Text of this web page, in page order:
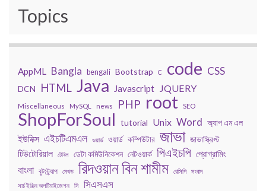
Topics
AppML Bangla bengali Bootstrap C code CSS
DCN HTML Java Javascript JQUERY
Miscellaneous MySQL news PHP root SEO
ShopForSoul tutorial Unix Word অ্যাপ এম এল
ইউনিক্স এইচটিএমএল ওয়ার্ড ওয়ার্ড কম্পিউটার জাভা জাভাস্ক্রিপ্ট
টিউটোরিয়াল টেবিল ডেটা কমিউনিকেশন নেটওয়ার্ক পিএইচপি প্রোগ্রামিং
বাংলা বুটস্ট্র্যাপ মেথড রিদওয়ান বিন শামীম রেসিপি
সংবাদ
সার্চ ইঞ্জিন অপটিমাইজেশন
সি সিএসএস